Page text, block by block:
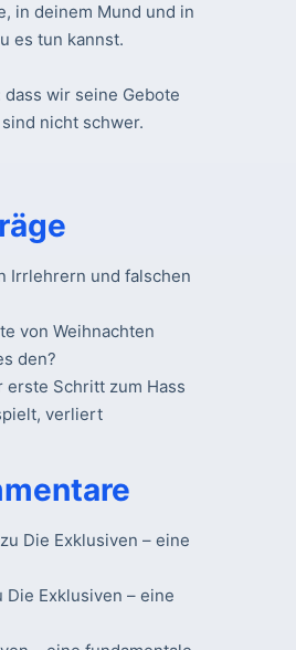
in deinem Mund und in
es tun kannst.
wir seine Gebote
nicht schwer.
Irrlehrern und falschen
von Weihnachten
den?
Schritt zum Hass
verliert
zu Die Exklusiven – eine
Die Exklusiven – eine